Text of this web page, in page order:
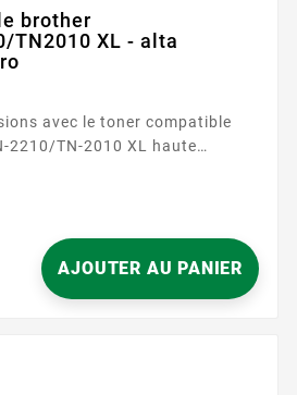
brother
TN2010 XL - alta
avec le toner compatible
2210/TN-2010 XL haute
pour offrir des impressions
toner est idéal pour les
de 5200 pages, ce
fiables et durables.
AJOUTER AU PANIER